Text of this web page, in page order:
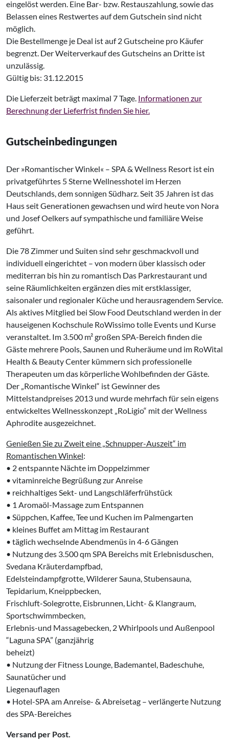
eingelöst werden. Eine Bar- bzw. Restauszahlung, sowie das
Belassen eines Restwertes auf dem Gutschein sind nicht
möglich.
Die Bestellmenge je Deal ist auf 2 Gutscheine pro Käufer
begrenzt. Der Weiterverkauf des Gutscheins an Dritte ist
unzulässig.
Gültig bis: 31.12.2015
Die Lieferzeit beträgt maximal 7 Tage. Informationen zur
Berechnung der Lieferfrist finden Sie hier.
Gutscheinbedingungen
Der »Romantischer Winkel« – SPA & Wellness Resort ist ein
privatgeführtes 5 Sterne Wellnesshotel im Herzen
Deutschlands, dem sonnigen Südharz. Seit 35 Jahren ist das
Haus seit Generationen gewachsen und wird heute von Nora
und Josef Oelkers auf sympathische und familiäre Weise
geführt.
Die 78 Zimmer und Suiten sind sehr geschmackvoll und
individuell eingerichtet – von modern über klassisch oder
mediterran bis hin zu romantisch Das Parkrestaurant und
seine Räumlichkeiten ergänzen dies mit erstklassiger,
saisonaler und regionaler Küche und herausragendem Service.
Als aktives Mitglied bei Slow Food Deutschland werden in der
hauseigenen Kochschule RoWissimo tolle Events und Kurse
veranstaltet. Im 3.500 m² großen SPA-Bereich finden die
Gäste mehrere Pools, Saunen und Ruheräume und im RoWital
Health & Beauty Center kümmern sich professionelle
Therapeuten um das körperliche Wohlbefinden der Gäste.
Der „Romantische Winkel“ ist Gewinner des
Mittelstandpreises 2013 und wurde mehrfach für sein eigens
entwickeltes Wellnesskonzept „RoLigio“ mit der Wellness
Aphrodite ausgezeichnet.
Genießen Sie zu Zweit eine „Schnupper-Auszeit“ im
Romantischen Winkel:
• 2 entspannte Nächte im Doppelzimmer
• vitaminreiche Begrüßung zur Anreise
• reichhaltiges Sekt- und Langschläferfrühstück
• 1 Aromaöl-Massage zum Entspannen
• Süppchen, Kaffee, Tee und Kuchen im Palmengarten
• kleines Buffet am Mittag im Restaurant
• täglich wechselnde Abendmenüs in 4-6 Gängen
• Nutzung des 3.500 qm SPA Bereichs mit Erlebnisduschen,
Svedana Kräuterdampfbad,
Edelsteindampfgrotte, Wilderer Sauna, Stubensauna,
Tepidarium, Kneippbecken,
Frischluft-Solegrotte, Eisbrunnen, Licht- & Klangraum,
Sportschwimmbecken,
Erlebnis-und Massagebecken, 2 Whirlpools und Außenpool
“Laguna SPA” (ganzjährig
beheizt)
• Nutzung der Fitness Lounge, Bademantel, Badeschuhe,
Saunatücher und
Liegenauflagen
• Hotel-SPA am Anreise- & Abreisetag – verlängerte Nutzung
des SPA-Bereiches
Versand per Post.